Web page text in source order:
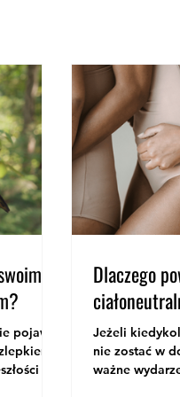
pojawia
-
Dlaczego
Jeżeli
nie zostać w
ważne